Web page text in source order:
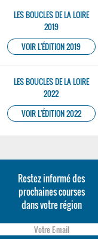
LES BOUCLES DE LA LOIRE
2019
VOIR L'ÉDITION 2019
LES BOUCLES DE LA LOIRE
2022
VOIR L'ÉDITION 2022
Restez informé des
prochaines courses
dans votre région